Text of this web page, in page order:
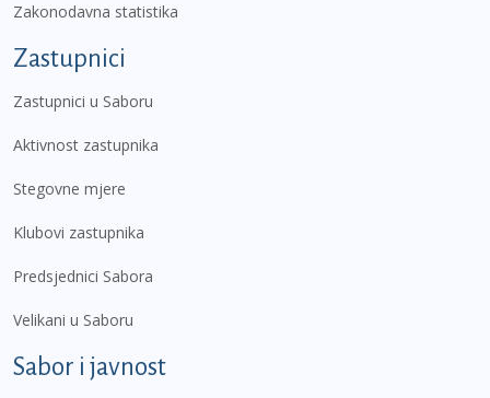
Zakonodavna statistika
Zastupnici
Zastupnici u Saboru
Aktivnost zastupnika
Stegovne mjere
Klubovi zastupnika
Predsjednici Sabora
Velikani u Saboru
Sabor i javnost